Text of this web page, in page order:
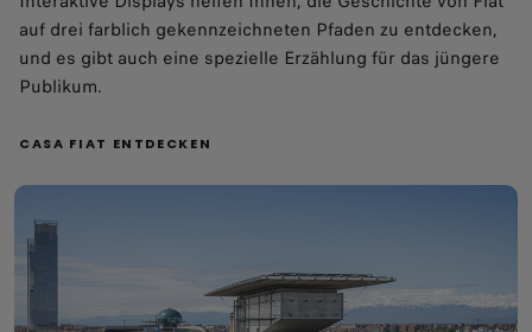
auf drei farblich gekennzeichneten Pfaden zu entdecken,
und es gibt auch eine spezielle Erzählung für das jüngere
Publikum.
CASA FIAT ENTDECKEN